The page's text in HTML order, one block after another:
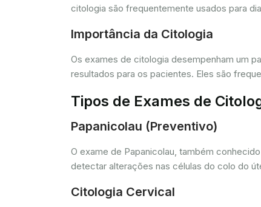
citologia são frequentemente usados para
Importância da Citologia
Os exames de citologia desempenham um
resultados para os pacientes. Eles são
Tipos de Exames de
Papanicolau (Preventivo)
O exame de Papanicolau, também
detectar alterações nas células do colo do
Citologia Cervical